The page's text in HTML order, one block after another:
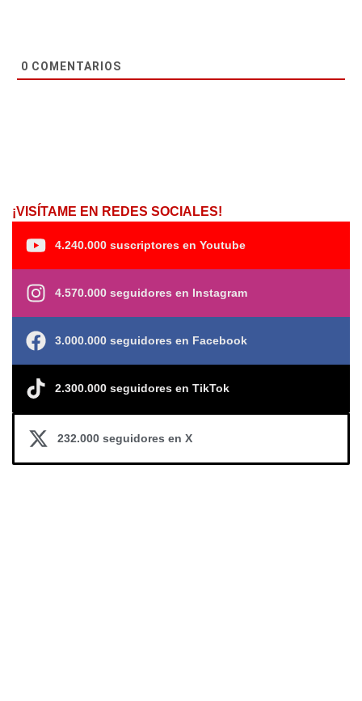
0 COMENTARIOS
¡VISÍTAME EN REDES SOCIALES!
4.240.000 suscriptores en Youtube
4.570.000 seguidores en Instagram
3.000.000 seguidores en Facebook
2.300.000 seguidores en TikTok
232.000 seguidores en X